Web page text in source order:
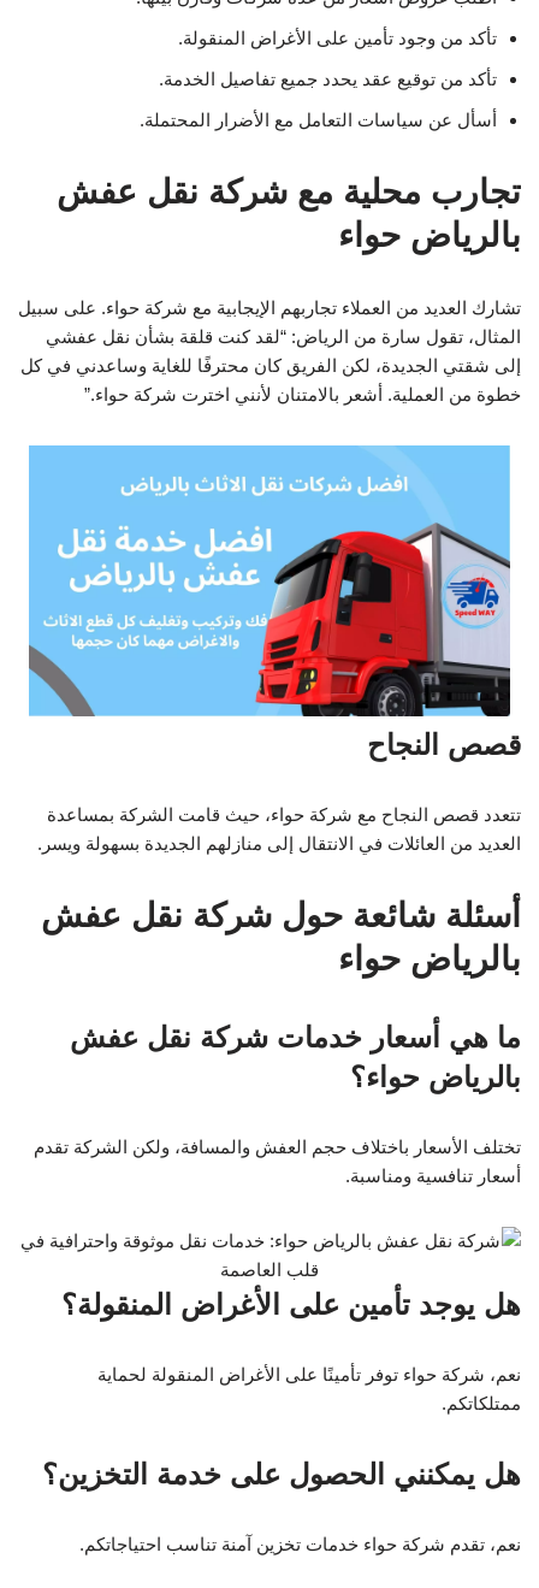
تأكد من وجود تأمين على الأغراض المنقولة.
تأكد من توقيع عقد يحدد جميع تفاصيل الخدمة.
أسأل عن سياسات التعامل مع الأضرار المحتملة.
تجارب محلية مع شركة نقل عفش
بالرياض حواء
تشارك العديد من العملاء تجاربهم الإيجابية مع شركة حواء. على سبيل
المثال، تقول سارة من الرياض: “لقد كنت قلقة بشأن نقل عفشي
إلى شقتي الجديدة، لكن الفريق كان محترفًا للغاية وساعدني في كل
خطوة من العملية. أشعر بالامتنان لأنني اخترت شركة حواء.”
قصص النجاح
تتعدد قصص النجاح مع شركة حواء، حيث قامت الشركة بمساعدة
العديد من العائلات في الانتقال إلى منازلهم الجديدة بسهولة ويسر.
أسئلة شائعة حول شركة نقل عفش
بالرياض حواء
ما هي أسعار خدمات شركة نقل عفش
بالرياض حواء؟
تختلف الأسعار باختلاف حجم العفش والمسافة، ولكن الشركة تقدم
أسعار تنافسية ومناسبة.
هل يوجد تأمين على الأغراض المنقولة؟
نعم، شركة حواء توفر تأمينًا على الأغراض المنقولة لحماية
ممتلكاتكم.
هل يمكنني الحصول على خدمة التخزين؟
نعم، تقدم شركة حواء خدمات تخزين آمنة تناسب احتياجاتكم.